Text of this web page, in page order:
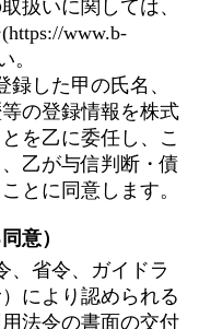
扱いに関しては、
www.b-
。
した甲の氏名、
の登録情報を株式
を乙に委任し、こ
乙が与信判断・債
とに同意します。
意）
、省令、ガイドラ
により認められる
法令の書面の交付